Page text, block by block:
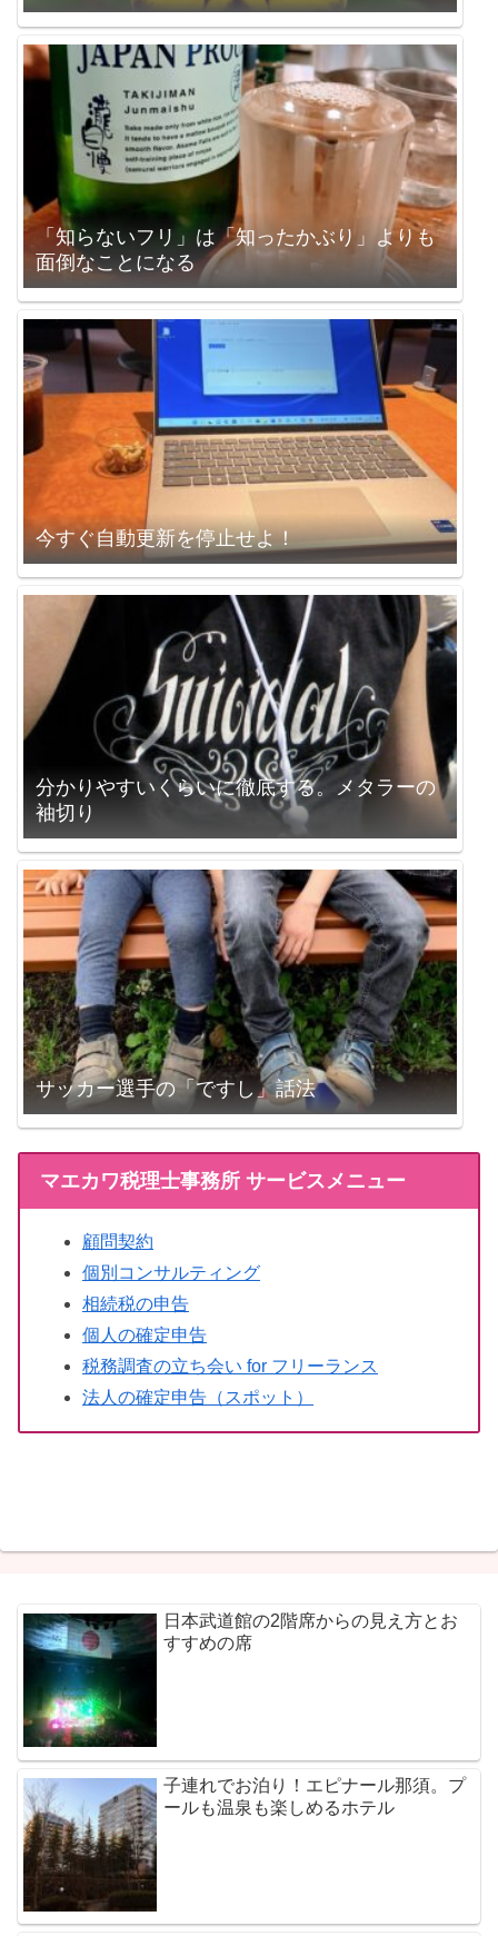
「知らないフリ」は「知ったかぶり」よりも
面倒なことになる
今すぐ自動更新を停止せよ！
分かりやすいくらいに徹底する。メタラーの
袖切り
サッカー選手の「ですし」話法
マエカワ税理士事務所 サービスメニュー
顧問契約
個別コンサルティング
相続税の申告
個人の確定申告
税務調査の立ち会い for フリーランス
法人の確定申告（スポット）
日本武道館の2階席からの見え方とお
すすめの席
子連れでお泊り！エピナール那須。プ
ールも温泉も楽しめるホテル